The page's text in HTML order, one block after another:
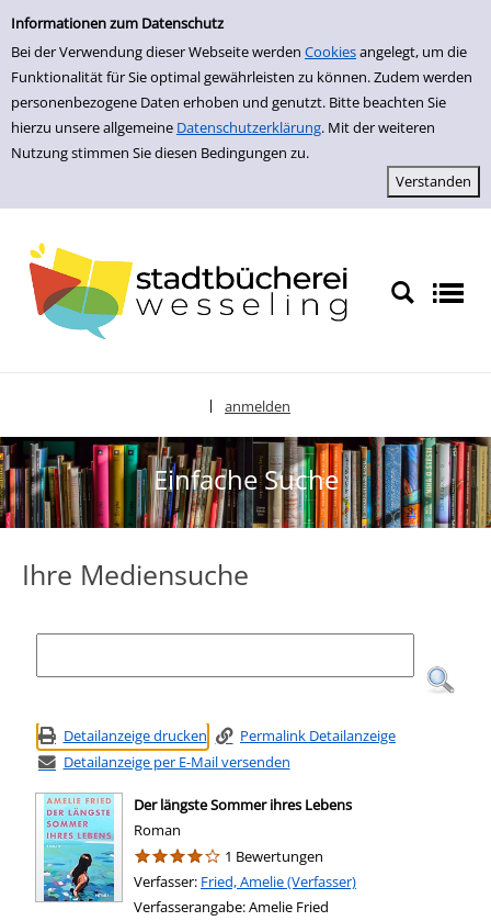
Informationen zum Datenschutz
Bei der Verwendung dieser Webseite werden Cookiesangelegt, um die
Funktionalität für Sie optimal gewährleisten zu können. Zudem werden
personenbezogene Daten erhoben und genutzt. Bitte beachten Sie
hierzu unsere allgemeine Datenschutzerklärung. Mit der weiteren
Nutzung stimmen Sie diesen Bedingungen zu.
zur Navigation springen
zum Inhalt springen
Zur Detailanzeige springen
anmelden
Einfache Suche
Ihre Mediensuche
Detailanzeige drucken
Permalink Detailanzeige
Detailanzeige per E-Mail versenden
Der längste Sommer ihres Lebens
Roman
1 Bewertungen
Verfasser: Suche nach diesem Verfasser
Fried, Amelie (Verfasser)
Verfasserangabe:Amelie Fried